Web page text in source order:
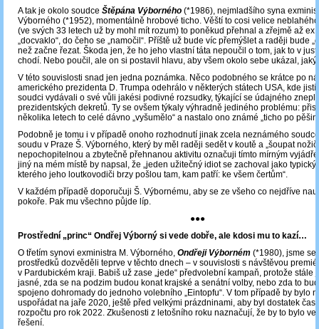
A tak je okolo soudce Štěpána Výborného (*1986), nejmladšího syna
Výborného (*1952), momentálně hrobové ticho. Věští to cosi velice
(ve svých 33 letech už by mohl mít rozum) to poněkud přehnal a zřejmě až ex
„docvaklo“, do čeho se „namočil“. Příště už bude víc přemýšlet a raději bude
než začne řezat. Škoda jen, že ho jeho vlastní táta nepoučil o tom, jak to v
chodí. Nebo poučil, ale on si postavil hlavu, aby všem okolo sebe ukázal, jaký
V této souvislosti snad jen jedna poznámka. Něco podobného se krátce po
amerického prezidenta D. Trumpa odehrálo v některých státech USA, kde
soudci vydávali o své vůli jakési podivné rozsudky, týkající se údajného
prezidentských dekretů. Ty se ovšem týkaly výhradně jediného problému:
několika letech to celé dávno „vyšumělo“ a nastalo ono známé „ticho po
Podobně je tomu i v případě onoho rozhodnutí jinak zcela neznámého
soudu v Praze Š. Výborného, který by měl raději sedět v koutě a „šoupat
nepochopitelnou a zbytečně přehnanou aktivitu označuji tímto mírným
jiný na mém místě by napsal, že „jeden užitečný idiot se zachoval jako typický
kterého jeho loutkovodiči brzy pošlou tam, kam patří: ke všem čertům“.
V každém případě doporučuji Š. Výbornému, aby se ze všeho co nejdříve
pokoře. Pak mu všechno půjde líp.
●●●
Prostřední „princ“ Ondřej Výborný si vede dobře, ale kdosi mu to kazí…
O třetím synovi exministra M. Výborného, Ondřeji Výborném (*1980), jsme
prostředků dozvěděli teprve v těchto dnech – v souvislosti s návštěvou
v Pardubickém kraji. Babiš už zase „jede“ předvolební kampaň, protože stále
jasné, zda se na podzim budou konat krajské a senátní volby, nebo zda to
spojeno dohromady do jednoho volebního „Eintopfu“. V tom případě by bylo
uspořádat na jaře 2020, ještě před velkými prázdninami, aby byl dostatek
rozpočtu pro rok 2022. Zkušenosti z letošního roku naznačují, že by to bylo
řešení.